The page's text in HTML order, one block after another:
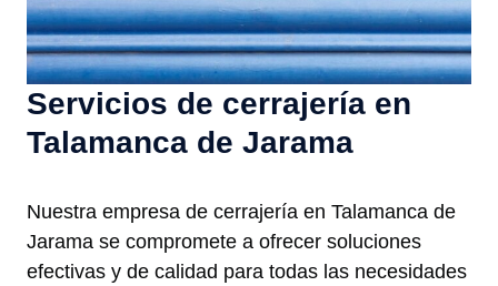
Servicios de cerrajería en
Talamanca de Jarama
Nuestra empresa de cerrajería en Talamanca de
Jarama se compromete a ofrecer soluciones
efectivas y de calidad para todas las necesidades